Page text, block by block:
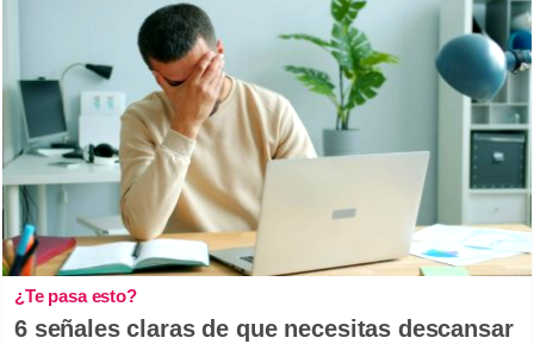
¿Te pasa esto?
6 señales claras de que necesitas descansar